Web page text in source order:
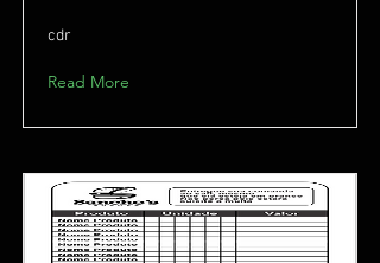
cdr
Read More